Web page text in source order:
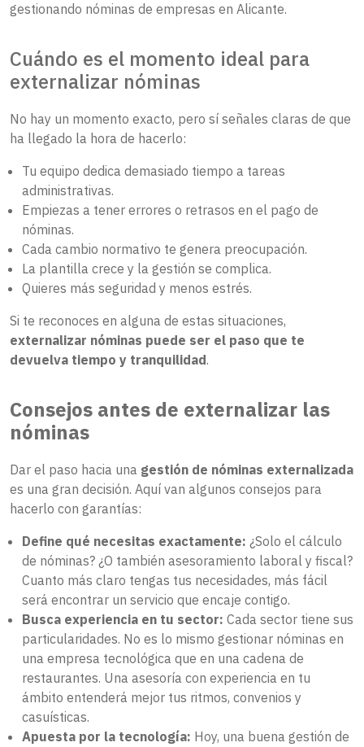
gestionando nóminas de empresas en Alicante.
Cuándo es el momento ideal para
externalizar nóminas
No hay un momento exacto, pero sí señales claras de que
ha llegado la hora de hacerlo:
Tu equipo dedica demasiado tiempo a tareas
administrativas.
Empiezas a tener errores o retrasos en el pago de
nóminas.
Cada cambio normativo te genera preocupación.
La plantilla crece y la gestión se complica.
Quieres más seguridad y menos estrés.
Si te reconoces en alguna de estas situaciones,
externalizar nóminas puede ser el paso que te
devuelva tiempo y tranquilidad.
Consejos antes de externalizar las
nóminas
Dar el paso hacia una gestión de nóminas externalizada
es una gran decisión. Aquí van algunos consejos para
hacerlo con garantías:
Define qué necesitas exactamente: ¿Solo el cálculo
de nóminas? ¿O también asesoramiento laboral y fiscal?
Cuanto más claro tengas tus necesidades, más fácil
será encontrar un servicio que encaje contigo.
Busca experiencia en tu sector: Cada sector tiene sus
particularidades. No es lo mismo gestionar nóminas en
una empresa tecnológica que en una cadena de
restaurantes. Una asesoría con experiencia en tu
ámbito entenderá mejor tus ritmos, convenios y
casuísticas.
Apuesta por la tecnología: Hoy, una buena gestión de